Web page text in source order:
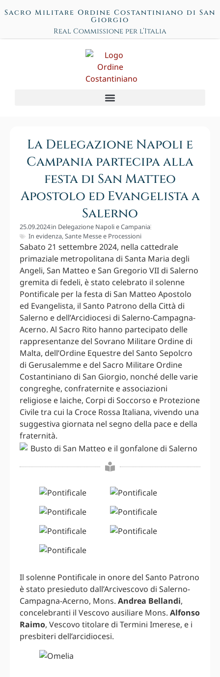
Sacro Militare Ordine Costantiniano di San
Giorgio
Real Commissione per l’Italia
La Delegazione Napoli e
Campania partecipa alla
festa di San Matteo
Apostolo ed Evangelista a
Salerno
25.09.2024in Delegazione Napoli e Campania
In evidenza,Sante Messe e Processioni
Sabato 21 settembre 2024, nella cattedrale
primaziale metropolitana di Santa Maria degli
Angeli, San Matteo e San Gregorio VII di Salerno
gremita di fedeli, è stato celebrato il solenne
Pontificale per la festa di San Matteo Apostolo
ed Evangelista, il Santo Patrono della Città di
Salerno e dell’Arcidiocesi di Salerno-Campagna-
Acerno. Al Sacro Rito hanno partecipato delle
rappresentanze del Sovrano Militare Ordine di
Malta, dell’Ordine Equestre del Santo Sepolcro
di Gerusalemme e del Sacro Militare Ordine
Costantiniano di San Giorgio, nonché delle varie
congreghe, confraternite e associazioni
religiose e laiche, Corpi di Soccorso e Protezione
Civile tra cui la Croce Rossa Italiana, vivendo una
suggestiva giornata nel segno della pace e della
fraternità.
Il solenne Pontificale in onore del Santo Patrono
è stato presieduto dall’Arcivescovo di Salerno-
Campagna-Acerno, Mons. Andrea Bellandi,
concelebranti il Vescovo ausiliare Mons. Alfonso
Raimo, Vescovo titolare di Termini Imerese, e i
presbiteri dell’arcidiocesi.